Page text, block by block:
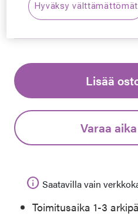
Synttäriale: erä
katso
Lisää
Varaa
info Saatavilla vain
Toimitusaika 1-3
Hyväksy välttämättömät